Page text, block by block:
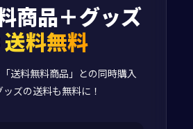
商品＋グッズ
送料無料
送料無料商品」との同時購入
ッズの送料も無料に！